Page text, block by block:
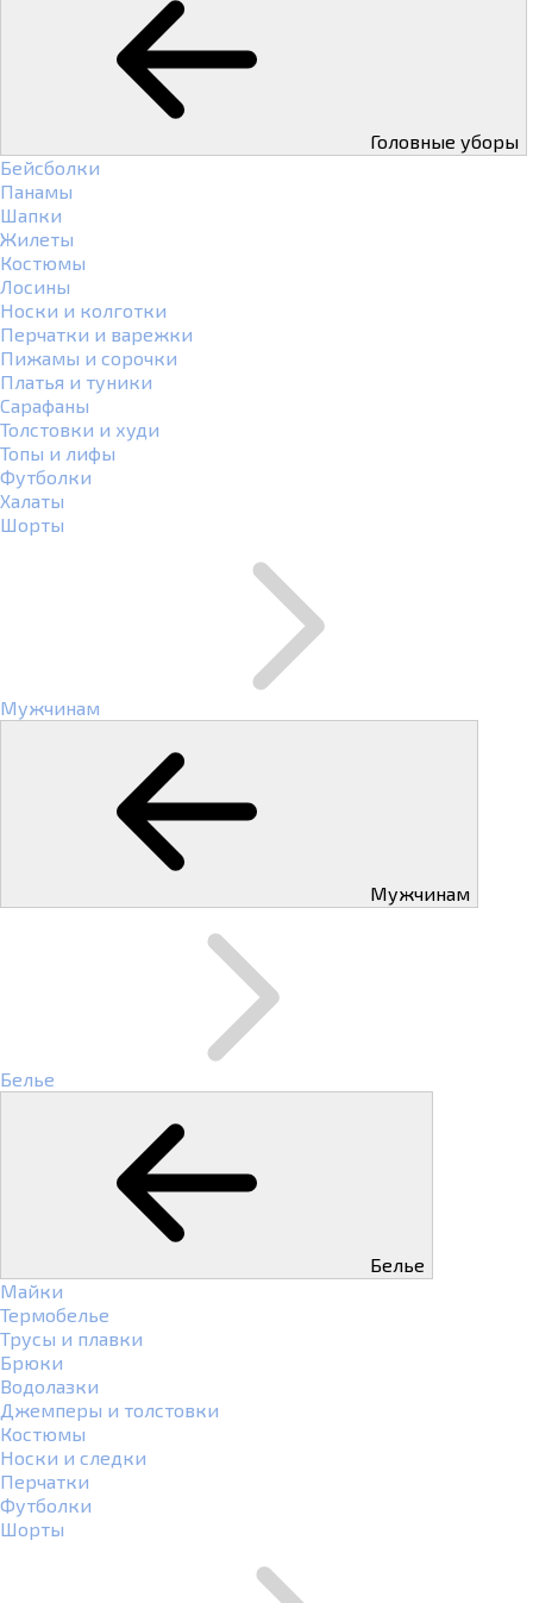
Головные уборы
Бейсболки
Панамы
Шапки
Жилеты
Костюмы
Лосины
Носки и колготки
Перчатки и варежки
Пижамы и сорочки
Платья и туники
Сарафаны
Толстовки и худи
Топы и лифы
Футболки
Халаты
Шорты
Мужчинам
Мужчинам
Белье
Белье
Майки
Термобелье
Трусы и плавки
Брюки
Водолазки
Джемперы и толстовки
Костюмы
Носки и следки
Перчатки
Футболки
Шорты